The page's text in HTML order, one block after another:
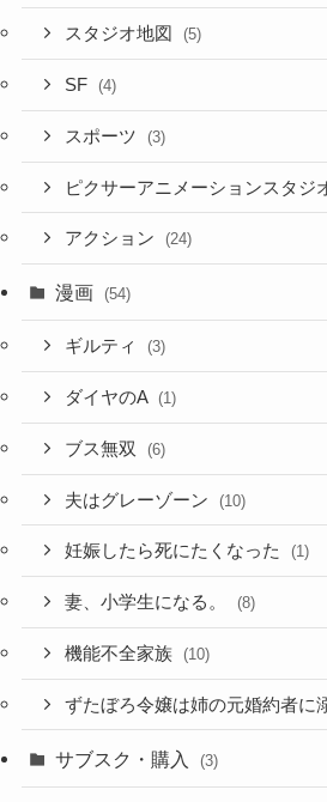
スタジオ地図 (5)
SF (4)
スポーツ (3)
ピクサーアニメーションスタジ
アクション (24)
漫画 (54)
ギルティ (3)
ダイヤのA (1)
ブス無双 (6)
夫はグレーゾーン (10)
妊娠したら死にたくなった (1)
妻、小学生になる。 (8)
機能不全家族 (10)
ずたぼろ令嬢は姉の元婚約者に
サブスク・購入 (3)